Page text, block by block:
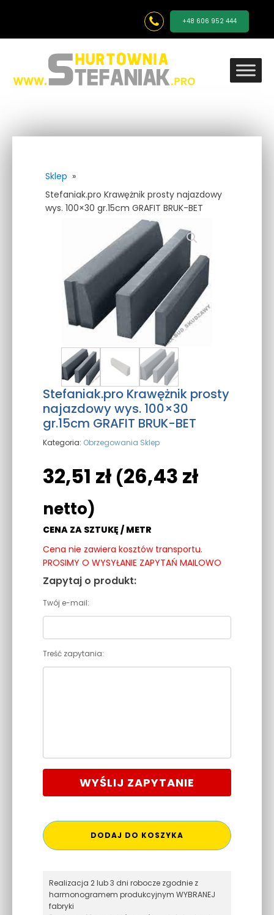
+48 606 952 444
Sklep »
Stefaniak.pro Krawężnik prosty najazdowy
wys. 100×30 gr.15cm GRAFIT BRUK-BET
Stefaniak.pro Krawężnik prosty
najazdowy wys. 100×30
gr.15cm GRAFIT BRUK-BET
Kategoria: Obrzegowania Sklep
32,51 zł (26,43 zł
netto)
CENA ZA SZTUKĘ / METR
Cena nie zawiera kosztów transportu.
PROSIMY O WYSYŁANIE ZAPYTAŃ MAILOWO
Zapytaj o produkt:
Twój e-mail:
Treść zapytania:
WYŚLIJ ZAPYTANIE
DODAJ DO KOSZYKA
Realizacja 2 lub 3 dni robocze zgodnie z
harmonogramem produkcyjnym WYBRANEJ
fabryki